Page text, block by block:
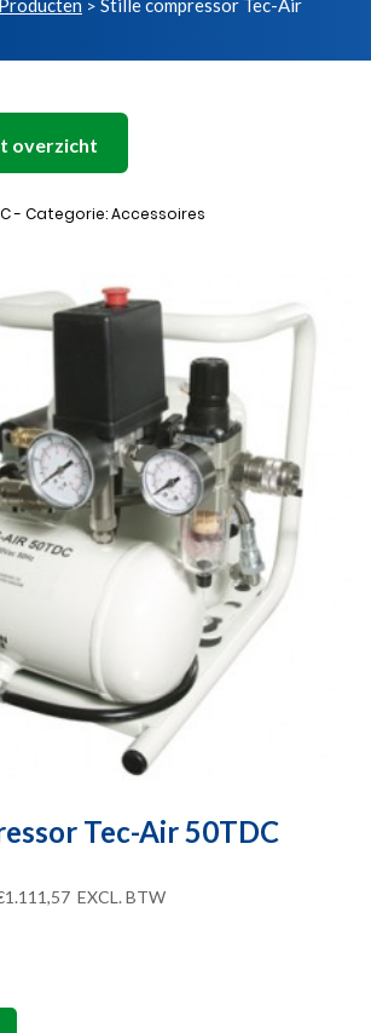
Producten > Stille compressor Tec-Air
overzicht
- Categorie: Accessoires
Tec-Air 50TDC
1.111,57 EXCL. BTW